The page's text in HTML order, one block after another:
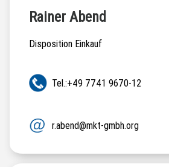
Rainer Abend
Disposition Einkauf
Tel.:+49 7741 9670-12
r.abend@mkt-gmbh.org